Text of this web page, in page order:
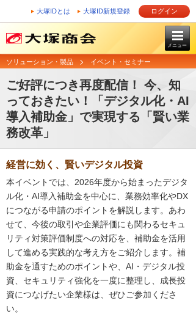
大塚IDとは 大塚ID新規登録 ログイン
メニュー
ソリューション・製品 イベント・セミナー
ご好評につき再度配信！ 今、知
っておきたい！「デジタル化・AI
導入補助金」で実現する「賢い業
務改革」
経営に効く、賢いデジタル投資
本イベントでは、2026年度から始まったデジタ
ル化・AI導入補助金を中心に、業務効率化やDX
につながる申請のポイントを解説します。あわ
せて、今後の取引や企業評価にも関わるセキュ
リティ対策評価制度への対応を、補助金を活用
して進める実践的な考え方をご紹介します。補
助金を通すためのポイントや、AI・デジタル投
資、セキュリティ強化を一度に整理し、成長投
資につなげたい企業様は、ぜひご参加くださ
い。